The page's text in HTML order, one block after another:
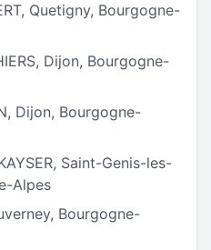
Quetigny, Bourgogne-
Dijon, Bourgogne-
Dijon, Bourgogne-
Saint-Genis-les-
Alpes
, Bourgogne-